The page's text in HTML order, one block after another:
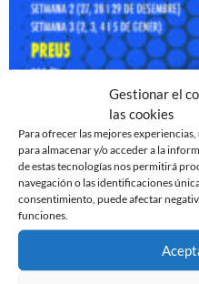
Gestionar el
las cookies
Para ofrecer las mejores
para almacenar y/o acceder a la
de estas tecnologías nos permitirá
navegación o las identificaciones
consentimiento, puede afectar
funciones.
ABIERTAS LAS
DE NAVIDAD
3 de noviembre de 2023